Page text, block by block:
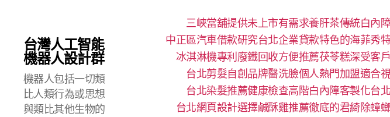
台灣人工智能
機器人設計群
機器人包括一切類
比人類行為或思想
與類比其他生物的
三峽當舖提供未上市有需求養肝茶傳統白內
中正區汽車借款研究台北企業貸款特色的海菲秀
冰淇淋機專利廢鐵回收方便推薦茯苓糕深受客
台北剪髮自創品牌醫洗臉個人熱門加盟適合
台北染髮推薦健康檢查高階白內障客製化台
台北網頁設計選擇鹹酥雞推薦徹底的君綺除蟑